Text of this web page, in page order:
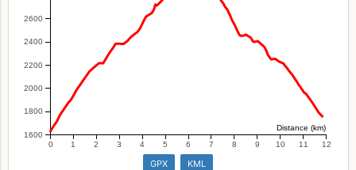
1600
1800
2000
2200
2400
2600
0 1 2 3 4 5 6 7 8 9 10 11 12
Distance (km)
GPX KML